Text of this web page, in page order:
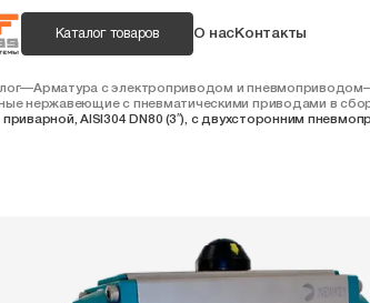
Каталог товаров О насКонтакты
—Арматура с электроприводом и пневмоприводом
нержавеющие с пневматическими приводами в
AISI304 DN80 (3″), с двухсторонним